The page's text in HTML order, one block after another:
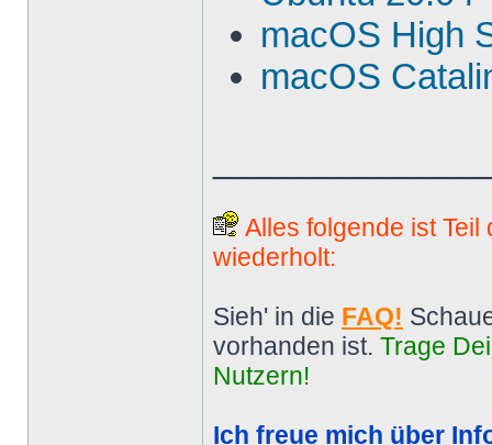
macOS High
macOS
Alles folgende ist
wiederholt:
Sieh' in die FAQ!
vorhanden ist. Trage
Nutzern!
Ich freue mich über